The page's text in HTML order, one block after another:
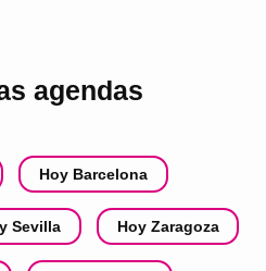
agendas
Hoy Barcelona
Sevilla Hoy Zaragoza